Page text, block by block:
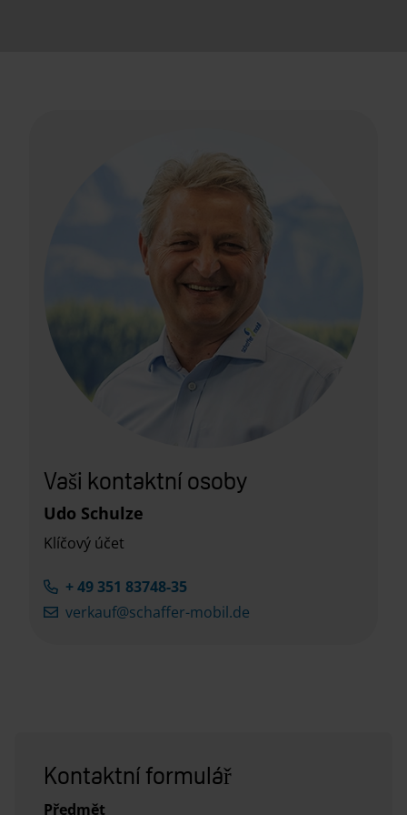
Vaši kontaktní osoby
Udo Schulze
Klíčový účet
+ 49 351 83748-35
verkauf@schaffer-mobil.de
Kontaktní formulář
Předmět